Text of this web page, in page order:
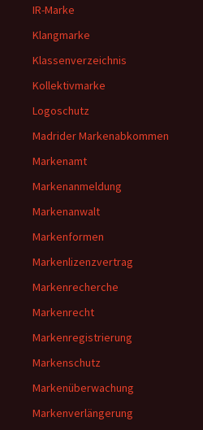
IR-Marke
Klangmarke
Klassenverzeichnis
Kollektivmarke
Logoschutz
Madrider Markenabkommen
Markenamt
Markenanmeldung
Markenanwalt
Markenformen
Markenlizenzvertrag
Markenrecherche
Markenrecht
Markenregistrierung
Markenschutz
Markenüberwachung
Markenverlängerung